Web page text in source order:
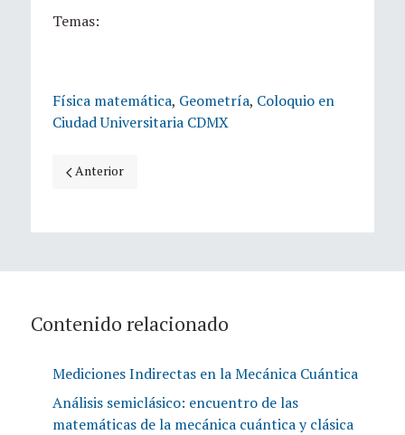
Temas:
Física matemática, Geometría, Coloquio en
Ciudad Universitaria CDMX
Artículo anterior: Estructuras combinatorias coloreadas:
Anterior
Contenido relacionado
Mediciones Indirectas en la Mecánica Cuántica
Análisis semiclásico: encuentro de las
matemáticas de la mecánica cuántica y clásica